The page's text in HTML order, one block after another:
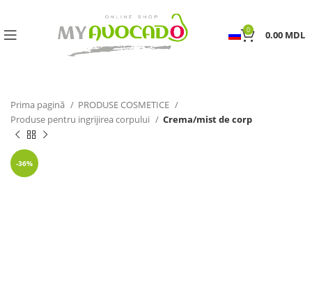
0 0.00 MDL
Prima pagină
PRODUSE COSMETICE
Produse pentru ingrijirea corpului
Crema/mist de corp
-36%